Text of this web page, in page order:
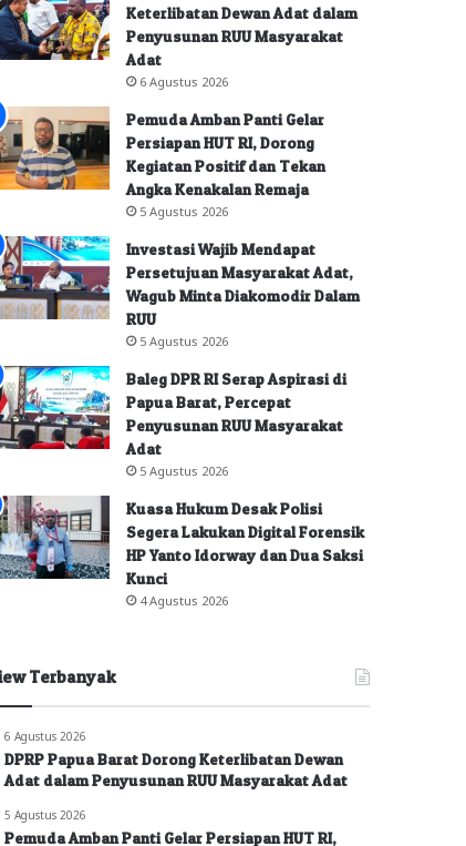
Keterlibatan Dewan Adat dalam
Penyusunan RUU Masyarakat
Adat
6 Agustus 2026
Pemuda Amban Panti Gelar
Persiapan HUT RI, Dorong
Kegiatan Positif dan Tekan
Angka Kenakalan Remaja
5 Agustus 2026
Investasi Wajib Mendapat
Persetujuan Masyarakat Adat,
Wagub Minta Diakomodir Dalam
RUU
5 Agustus 2026
Baleg DPR RI Serap Aspirasi di
Papua Barat, Percepat
Penyusunan RUU Masyarakat
Adat
5 Agustus 2026
Kuasa Hukum Desak Polisi
Segera Lakukan Digital Forensik
HP Yanto Idorway dan Dua Saksi
Kunci
4 Agustus 2026
Terbanyak
6 Agustus 2026
DPRP Papua Barat Dorong Keterlibatan Dewan
Adat dalam Penyusunan RUU Masyarakat Adat
5 Agustus 2026
Pemuda Amban Panti Gelar Persiapan HUT RI,